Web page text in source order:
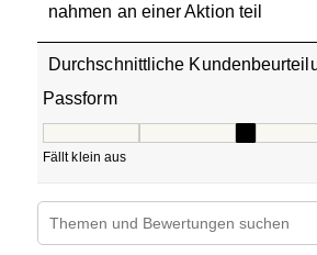
nahmen an einer Aktion teil
Durchschnittliche
Passform
Fällt klein aus
Suchthemen und Bewertungen